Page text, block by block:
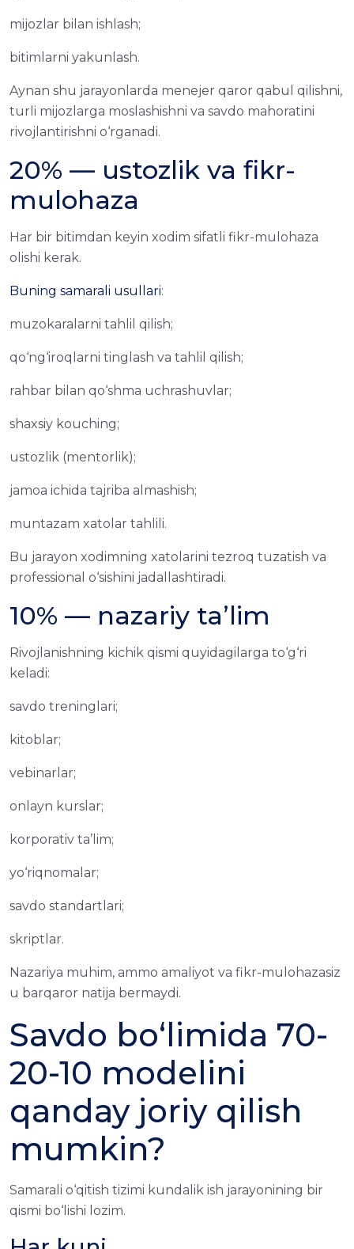
mijozlar bilan ishlash;
bitimlarni yakunlash.
Aynan shu jarayonlarda menejer qaror qabul qilishni,
turli mijozlarga moslashishni va savdo mahoratini
rivojlantirishni o‘rganadi.
20% — ustozlik va fikr-
mulohaza
Har bir bitimdan keyin xodim sifatli fikr-mulohaza
olishi kerak.
Buning samarali usullari:
muzokaralarni tahlil qilish;
qo‘ng‘iroqlarni tinglash va tahlil qilish;
rahbar bilan qo‘shma uchrashuvlar;
shaxsiy kouching;
ustozlik (mentorlik);
jamoa ichida tajriba almashish;
muntazam xatolar tahlili.
Bu jarayon xodimning xatolarini tezroq tuzatish va
professional o‘sishini jadallashtiradi.
10% — nazariy ta’lim
Rivojlanishning kichik qismi quyidagilarga to‘g‘ri
keladi:
savdo treninglari;
kitoblar;
vebinarlar;
onlayn kurslar;
korporativ ta’lim;
yo‘riqnomalar;
savdo standartlari;
skriptlar.
Nazariya muhim, ammo amaliyot va fikr-mulohazasiz
u barqaror natija bermaydi.
Savdo bo‘limida 70-
20-10 modelini
qanday joriy qilish
mumkin?
Samarali o‘qitish tizimi kundalik ish jarayonining bir
qismi bo‘lishi lozim.